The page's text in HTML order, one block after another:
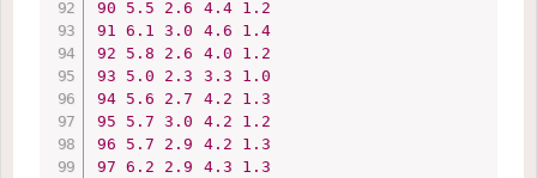
90 5.5 2.6 4.4
1.2
91
6.1 3.0 4.6
1.4
92
5.8 2.6 4.0
1.2
93
5.0 2.3 3.3
1.0
94
5.6 2.7 4.2
1.3
95
5.7 3.0 4.2
1.2
96
5.7 2.9 4.2
1.3
97 6.2 2.9 4.3
1.3